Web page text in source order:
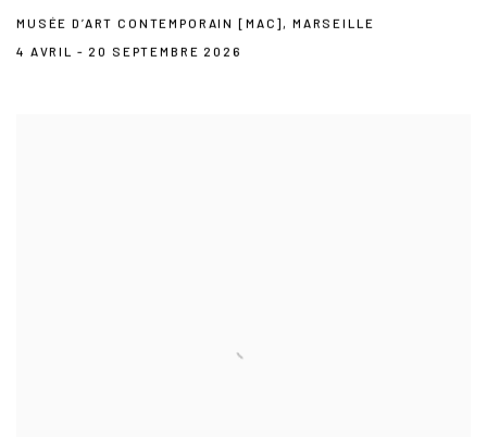
MUSÉE D’ART CONTEMPORAIN [MAC], MARSEILLE
4 AVRIL - 20 SEPTEMBRE 2026